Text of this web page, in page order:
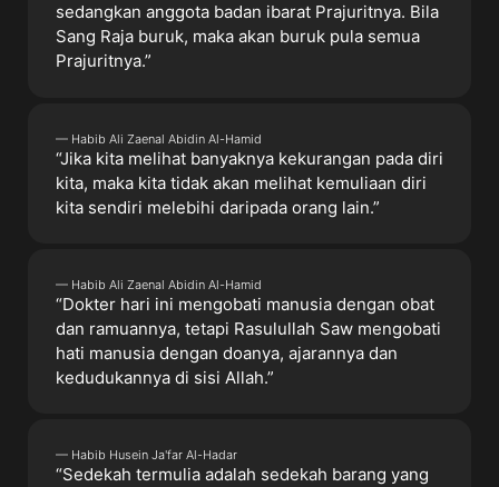
sedangkan anggota badan ibarat Prajuritnya. Bila
Sang Raja buruk, maka akan buruk pula semua
Prajuritnya.”
— Habib Ali Zaenal Abidin Al-Hamid
“Jika kita melihat banyaknya kekurangan pada diri
kita, maka kita tidak akan melihat kemuliaan diri
kita sendiri melebihi daripada orang lain.”
— Habib Ali Zaenal Abidin Al-Hamid
“Dokter hari ini mengobati manusia dengan obat
dan ramuannya, tetapi Rasulullah Saw mengobati
hati manusia dengan doanya, ajarannya dan
kedudukannya di sisi Allah.”
— Habib Husein Ja'far Al-Hadar
“Sedekah termulia adalah sedekah barang yang